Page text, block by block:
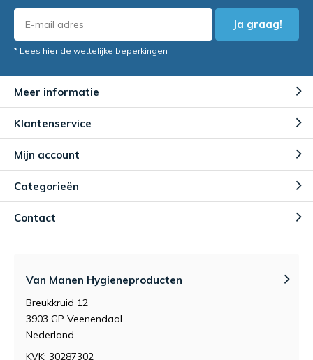
Ja graag!
* Lees hier de wettelijke beperkingen
Meer informatie
Klantenservice
Mijn account
Categorieën
Contact
Van Manen Hygieneproducten
Breukkruid 12
3903 GP Veenendaal
Nederland
KVK: 30287302